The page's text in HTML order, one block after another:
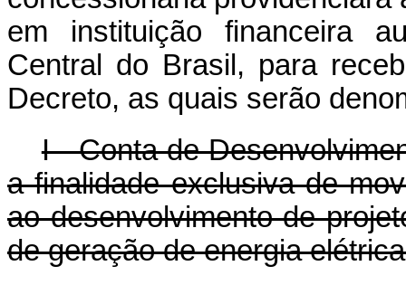
em instituição financeira
Central do Brasil, para
Decreto, as quais serão
I - Conta de
a finalidade exclusiva de
ao desenvolvimento de
de geração de energia